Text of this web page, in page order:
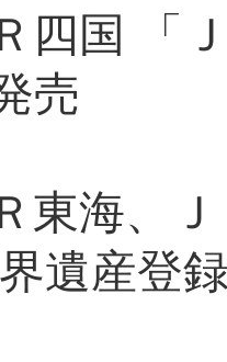
四国 「
売
東海、
遺産登